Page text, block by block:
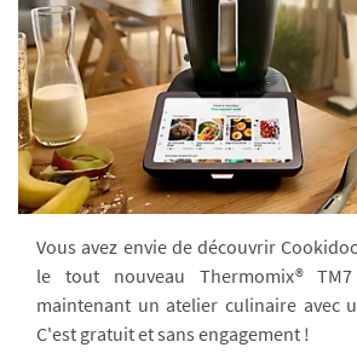
Vous avez envie de découvrir
le tout nouveau Thermomix®
maintenant un atelier culinaire avec
C'est gratuit et sans engagement !